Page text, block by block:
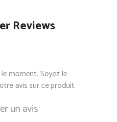
Reviews
moment. Soyez le
avis sur ce produit.
un avis